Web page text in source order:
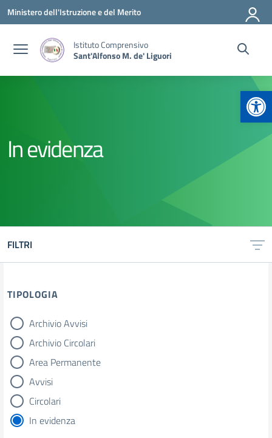
Vai ai contenuti
Vai al menu di navigazione
Vai al footer
Ministero dell'Istruzione e del Merito
Istituto Comprensivo
Sant'Alfonso M. de' Liguori
In evidenza
FILTRI
TIPOLOGIA
tipologia di articoli
Archivio Avvisi
Archivio Circolari
Area Permanente
Avvisi
Circolari
In evidenza